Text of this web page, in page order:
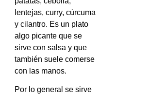
lentejas, curry, cúrcuma
y cilantro. Es un plato
algo picante que se
sirve con salsa y que
también suele comerse
con las manos.
Por lo general se sirve